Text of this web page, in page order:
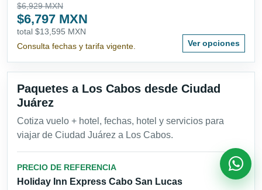
$6,929 MXN
$6,797 MXN
total $13,595 MXN
Consulta fechas y tarifa vigente.
Ver opciones
Paquetes a Los Cabos desde Ciudad
Juárez
Cotiza vuelo + hotel, fechas, hotel y servicios para
viajar de Ciudad Juárez a Los Cabos.
PRECIO DE REFERENCIA
Holiday Inn Express Cabo San Lucas